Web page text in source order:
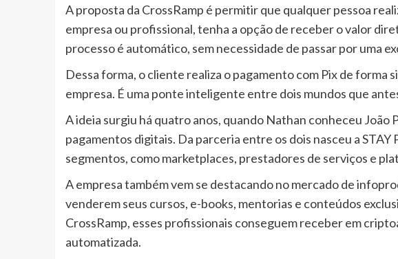
A proposta da CrossRamp é permitir que qualquer pessoa
empresa ou profissional, tenha a opção de receber o valor
processo é automático, sem necessidade de passar por uma
Dessa forma, o cliente realiza o pagamento com Pix de
empresa. É uma ponte inteligente entre dois mundos que
A ideia surgiu há quatro anos, quando Nathan conheceu
pagamentos digitais. Da parceria entre os dois nasceu a
segmentos, como marketplaces, prestadores de serviços e
A empresa também vem se destacando no mercado de
venderem seus cursos, e-books, mentorias e conteúdos
CrossRamp, esses profissionais conseguem receber em
automatizada.